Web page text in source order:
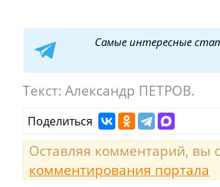
Самые интересные
Текст: Александр ПЕТРОВ.
Поделиться
Оставляя комментарий, вы
комментирования портала